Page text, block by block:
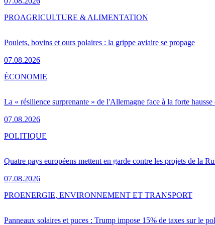
Poulets, bovins et ours polaires : la grippe aviaire se propage
07.08.2026
PROAGRICULTURE & ALIMENTATION
La « résilience surprenante » de l'Allemagne face à la forte
07.08.2026
ÉCONOMIE
Quatre pays européens mettent en garde contre les projets de la
07.08.2026
POLITIQUE
Panneaux solaires et puces : Trump impose 15% de taxes sur le
PROENERGIE, ENVIRONNEMENT ET TRANSPORT